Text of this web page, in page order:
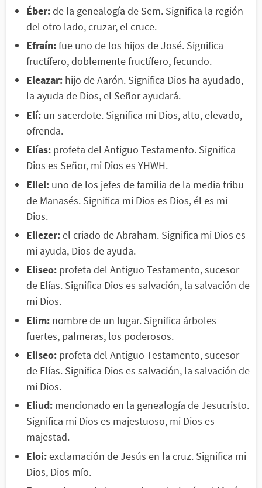
Éber:de la genealogía de Sem. Significa la región
del otro lado, cruzar, el cruce.
Efraín:fue uno de los hijos de José. Significa
fructífero, doblemente fructífero, fecundo.
Eleazar: hijo de Aarón. Significa Dios ha ayudado,
la ayuda de Dios, el Señor ayudará.
Elí: un sacerdote. Significa mi Dios, alto, elevado,
ofrenda.
Elías: profeta del Antiguo Testamento. Significa
Dios es Señor, mi Dios es YHWH.
Eliel: uno de los jefes de familia de la media tribu
de Manasés. Significa mi Dios es Dios, él es mi
Dios.
Eliezer:el criado de Abraham. Significa mi Dios es
mi ayuda, Dios de ayuda.
Eliseo: profeta del Antiguo Testamento, sucesor
de Elías. Significa Dios es salvación, la salvación de
mi Dios.
Elim: nombre de un lugar. Significa árboles
fuertes, palmeras, los poderosos.
Eliseo: profeta del Antiguo Testamento, sucesor
de Elías. Significa Dios es salvación, la salvación de
mi Dios.
Eliud: mencionado en la genealogía de Jesucristo.
Significa mi Dios es majestuoso, mi Dios es
majestad.
Eloi:exclamación de Jesús en la cruz. Significa mi
Dios, Dios mío.